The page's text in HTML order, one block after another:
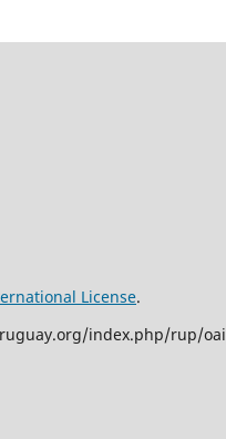
License.
index.php/rup/oai